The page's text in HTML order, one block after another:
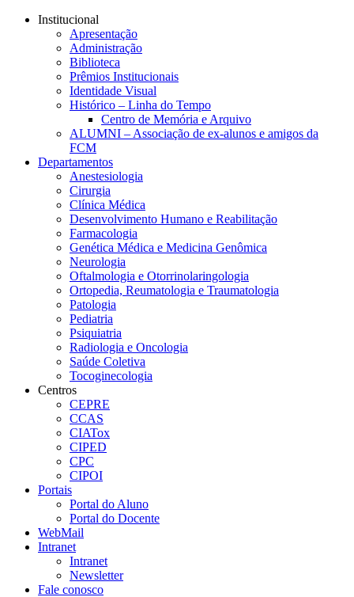
Conteúdo principal
Institucional
Apresentação
Administração
Biblioteca
Prêmios Institucionais
Identidade Visual
Histórico – Linha do Tempo
Centro de Memória e Arquivo
ALUMNI – Associação de ex-alunos e amigos da
FCM
Departamentos
Anestesiologia
Cirurgia
Clínica Médica
Desenvolvimento Humano e Reabilitação
Farmacologia
Genética Médica e Medicina Genômica
Neurologia
Oftalmologia e Otorrinolaringologia
Ortopedia, Reumatologia e Traumatologia
Patologia
Pediatria
Psiquiatria
Radiologia e Oncologia
Saúde Coletiva
Tocoginecologia
Centros
CEPRE
CCAS
CIATox
CIPED
CPC
CIPOI
Portais
Portal do Aluno
Portal do Docente
WebMail
Intranet
Intranet
Newsletter
Fale conosco